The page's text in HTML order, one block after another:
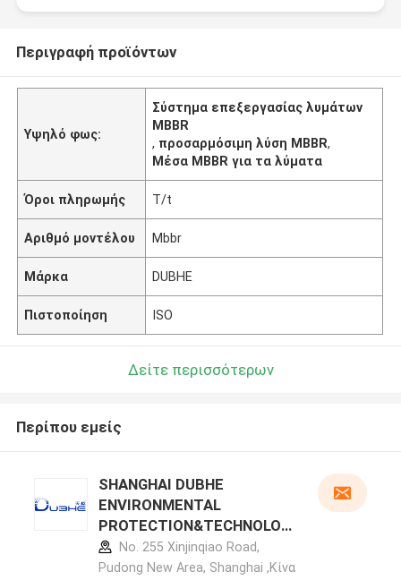
Περιγραφή προϊόντων
Υψηλό φως:
Σύστημα επεξεργασίας λυμάτων
MBBR
, προσαρμόσιμη λύση MBBR,
Μέσα MBBR για τα λύματα
Όροι πληρωμής T/t
Αριθμό μοντέλου Mbbr
Μάρκα DUBHE
Πιστοποίηση ISO
Δείτε περισσότερων
Περίπου εμείς
SHANGHAI DUBHE
ENVIRONMENTAL
PROTECTION&TECHNOLOG
Y CO.,LTD προφίλ
κατασκευαστή
No. 255 Xinjinqiao Road,
Pudong New Area, Shanghai ,Κίνα